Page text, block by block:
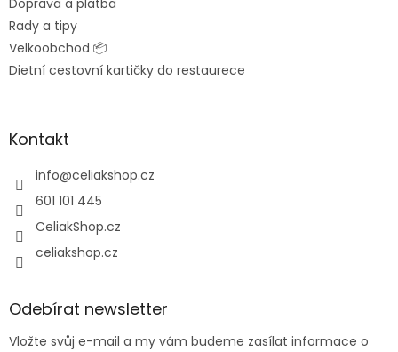
Doprava a platba
Rady a tipy
Velkoobchod 📦
Dietní cestovní kartičky do restaurece
Kontakt
info@celiakshop.cz
601 101 445
CeliakShop.cz
celiakshop.cz
Odebírat newsletter
Vložte svůj e-mail a my vám budeme zasílat informace o